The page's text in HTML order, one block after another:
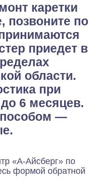
каретки
позвоните по
приедет в
области.
при
6 месяцев.
—
«А-Айсберг» по
формой обратной